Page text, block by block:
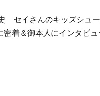
セイさんのキッズシュー
着＆御本人にインタビュ